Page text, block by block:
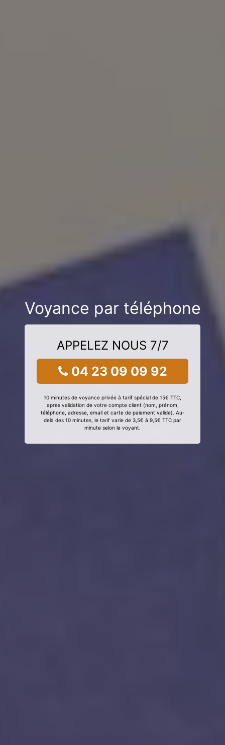
Voyance par téléphone
APPELEZ NOUS 7/7
04 23 09 09 92
10 minutes de voyance privée à tarif spécial de 15€ TTC,
après validation de votre compte client (nom, prénom,
téléphone, adresse, email et carte de paiement valide). Au-
delà des 10 minutes, le tarif varie de 3,5€ à 9,5€ TTC par
minute selon le voyant.